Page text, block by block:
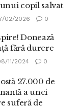
copil salvat
02/2026 0
Donează
fără durere
11/2024 0
27.000 de
a unei
suferă de